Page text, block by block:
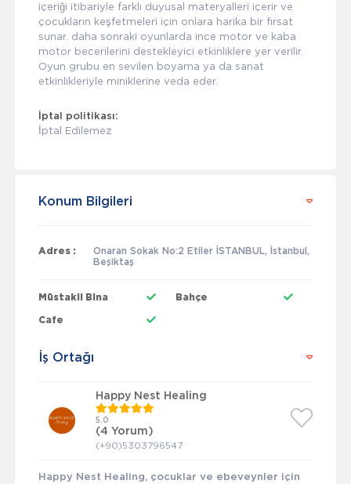
içeriği itibariyle farklı duyusal materyalleri içerir ve
çocukların keşfetmeleri için onlara harika bir fırsat
sunar. daha sonraki oyunlarda ince motor ve kaba
motor becerilerini destekleyici etkinliklere yer verilir.
Oyun grubu en sevilen boyama ya da sanat
etkinlikleriyle miniklerine veda eder.
İptal politikası:
İptal Edilemez
Konum Bilgileri
Adres :
Onaran Sokak No:2 Etiler İSTANBUL, İstanbul,
Beşiktaş
Müstakil Bina Bahçe
Cafe
İş Ortağı
Happy Nest Healing
5.0
(4 Yorum)
(+90)5303796547
Happy Nest Healing, çocuklar ve ebeveynler için